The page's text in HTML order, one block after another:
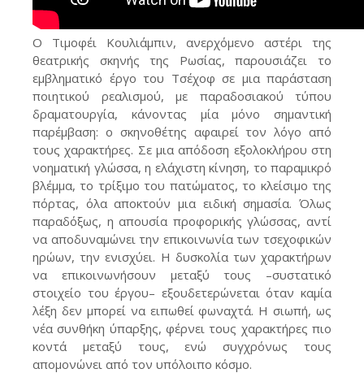
Ο Τιμοφέι Κουλιάμπιν, ανερχόμενο αστέρι της
θεατρικής σκηνής της Ρωσίας, παρουσιάζει το
εμβληματικό έργο του Τσέχοφ σε μια παράσταση
ποιητικού ρεαλισμού, με παραδοσιακού τύπου
δραματουργία, κάνοντας μία μόνο σημαντική
παρέμβαση: ο σκηνοθέτης αφαιρεί τον λόγο από
τους χαρακτήρες. Σε μια απόδοση εξολοκλήρου στη
νοηματική γλώσσα, η ελάχιστη κίνηση, το παραμικρό
βλέμμα, το τρίξιμο του πατώματος, το κλείσιμο της
πόρτας, όλα αποκτούν μια ειδική σημασία. Όλως
παραδόξως, η απουσία προφορικής γλώσσας, αντί
να αποδυναμώνει την επικοινωνία των τσεχοφικών
ηρώων, την ενισχύει. Η δυσκολία των χαρακτήρων
να επικοινωνήσουν μεταξύ τους –συστατικό
στοιχείο του έργου– εξουδετερώνεται όταν καμία
λέξη δεν μπορεί να ειπωθεί φωναχτά. Η σιωπή, ως
νέα συνθήκη ύπαρξης, φέρνει τους χαρακτήρες πιο
κοντά μεταξύ τους, ενώ συγχρόνως τους
απομoνώνει από τον υπόλοιπο κόσμο.